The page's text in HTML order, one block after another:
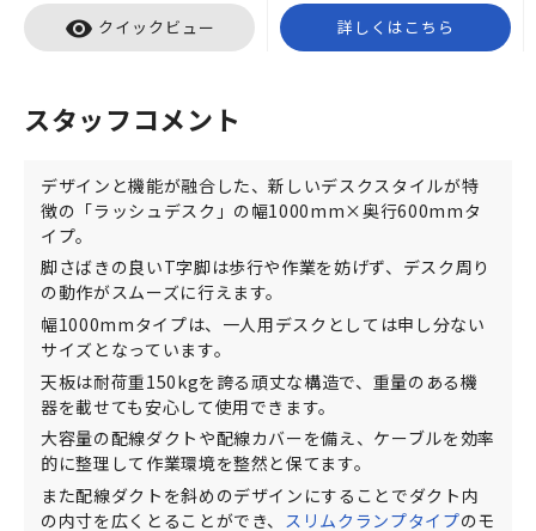
visibility クイックビュー 詳しくはこちら
スタッフコメント
デザインと機能が融合した、新しいデスクスタイルが特
徴の「ラッシュデスク」の幅1000mm×奥行600mmタ
イプ。
脚さばきの良いT字脚は歩行や作業を妨げず、デスク周り
の動作がスムーズに行えます。
幅1000mmタイプは、一人用デスクとしては申し分ない
サイズとなっています。
天板は耐荷重150kgを誇る頑丈な構造で、重量のある機
器を載せても安心して使用できます。
大容量の配線ダクトや配線カバーを備え、ケーブルを効率
的に整理して作業環境を整然と保てます。
また配線ダクトを斜めのデザインにすることでダクト内
の内寸を広くとることができ、 スリムクランプタイプのモ